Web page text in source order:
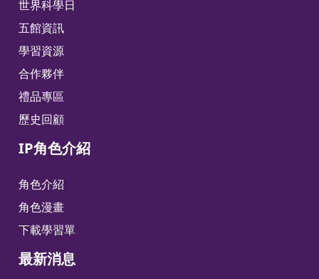
世界科學日
五館資訊
學習資源
合作夥伴
禮品專區
歷史回顧
IP角色介紹
角色介紹
角色漫畫
下載學習單
最新消息